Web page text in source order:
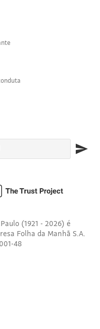
(1921 - 2026) é
Folha da Manhã S.A.
48